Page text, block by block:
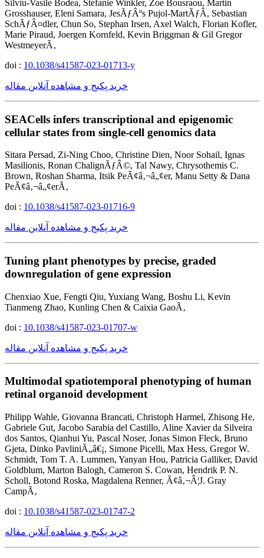
Silviu-Vasile Bodea, Stefanie Winkler, Zoe Bousraou, Martin
Grosshauser, Eleni Samara, JesÃƒÂºs Pujol-MartÃƒÂ­, Sebastian
SchÃƒÂ¤dler, Chun So, Stephan Irsen, Axel Walch, Florian Kofler,
Marie Piraud, Joergen Kornfeld, Kevin Briggman & Gil Gregor
WestmeyerÃ‚
doi : 10.1038/s41587-023-01713-y
خرید پکیج و مشاهده آنلاین مقاله
SEACells infers transcriptional and epigenomic
cellular states from single-cell genomics data
Sitara Persad, Zi-Ning Choo, Christine Dien, Noor Sohail, Ignas
Masilionis, Ronan ChalignÃƒÂ©, Tal Nawy, Chrysothemis C.
Brown, Roshan Sharma, Itsik PeÃ¢â‚¬â„¢er, Manu Setty & Dana
PeÃ¢â‚¬â„¢erÃ‚
doi : 10.1038/s41587-023-01716-9
خرید پکیج و مشاهده آنلاین مقاله
Tuning plant phenotypes by precise, graded
downregulation of gene expression
Chenxiao Xue, Fengti Qiu, Yuxiang Wang, Boshu Li, Kevin
Tianmeng Zhao, Kunling Chen & Caixia GaoÃ‚
doi : 10.1038/s41587-023-01707-w
خرید پکیج و مشاهده آنلاین مقاله
Multimodal spatiotemporal phenotyping of human
retinal organoid development
Philipp Wahle, Giovanna Brancati, Christoph Harmel, Zhisong He,
Gabriele Gut, Jacobo Sarabia del Castillo, Aline Xavier da Silveira
dos Santos, Qianhui Yu, Pascal Noser, Jonas Simon Fleck, Bruno
Gjeta, Dinko PavliniÃ„â€¡, Simone Picelli, Max Hess, Gregor W.
Schmidt, Tom T. A. Lummen, Yanyan Hou, Patricia Galliker, David
Goldblum, Marton Balogh, Cameron S. Cowan, Hendrik P. N.
Scholl, Botond Roska, Magdalena Renner, Ã¢â‚¬Â¦J. Gray
CampÃ‚
doi : 10.1038/s41587-023-01747-2
خرید پکیج و مشاهده آنلاین مقاله